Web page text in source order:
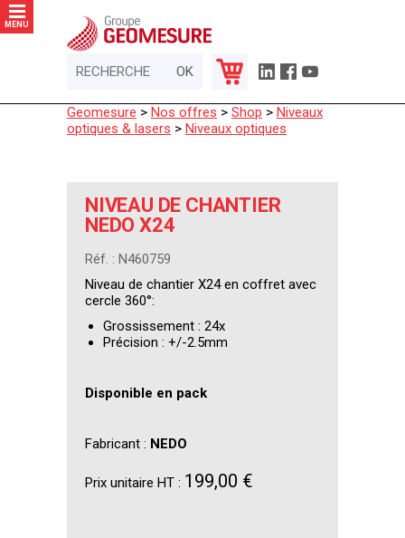
MENU
Geomesure > Nos offres > Shop > Niveaux
optiques & lasers > Niveaux optiques
NIVEAU DE CHANTIER
NEDO X24
Réf. : N460759
Niveau de chantier X24 en coffret avec
cercle 360°:
Grossissement : 24x
Précision : +/-2.5mm
Disponible en pack
Fabricant : NEDO
Prix unitaire HT : 199,00 €
Panneau de gestion des cookies